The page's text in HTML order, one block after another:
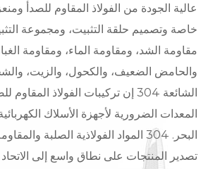
عالية الجودة من الفولاذ المقاوم للصدأ
خاصة وتصميم حلقة التثبيت، ومجموعة
مقاومة الشد، ومقاومة الماء، ومقاومة
والحامض الضعيف، والكحول، والزيت،
الشائعة 304 إن تركيبات الفولاذ
المعدات الضرورية لأجهزة الأسلاك
البحر. 304 المواد الفولاذية الصلبة
تصدير المنتجات على نطاق واسع إلى